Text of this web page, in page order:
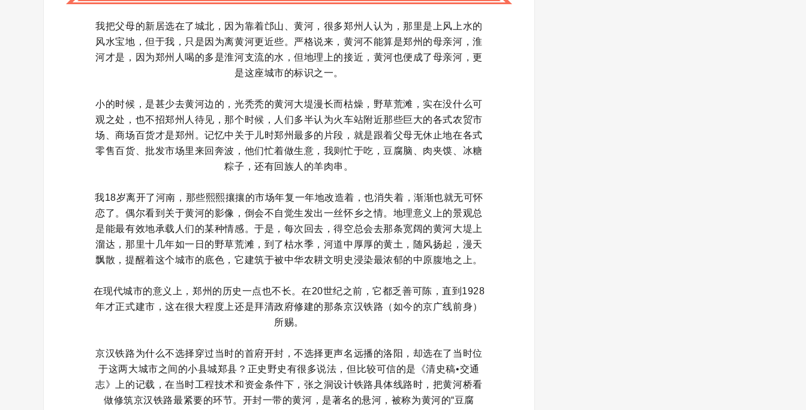
我把父母的新居选在了城北，因为靠着邙山、黄河，很多郑州人认为，那里是上风上水的
风水宝地，但于我，只是因为离黄河更近些。严格说来，黄河不能算是郑州的母亲河，淮
河才是，因为郑州人喝的多是淮河支流的水，但地理上的接近，黄河也便成了母亲河，更
是这座城市的标识之一。
小的时候，是甚少去黄河边的，光秃秃的黄河大堤漫长而枯燥，野草荒滩，实在没什么可
观之处，也不招郑州人待见，那个时候，人们多半认为火车站附近那些巨大的各式农贸市
场、商场百货才是郑州。记忆中关于儿时郑州最多的片段，就是跟着父母无休止地在各式
零售百货、批发市场里来回奔波，他们忙着做生意，我则忙于吃，豆腐脑、肉夹馍、冰糖
粽子，还有回族人的羊肉串。
我18岁离开了河南，那些熙熙攘攘的市场年复一年地改造着，也消失着，渐渐也就无可怀
恋了。偶尔看到关于黄河的影像，倒会不自觉生发出一丝怀乡之情。地理意义上的景观总
是能最有效地承载人们的某种情感。于是，每次回去，得空总会去那条宽阔的黄河大堤上
溜达，那里十几年如一日的野草荒滩，到了枯水季，河道中厚厚的黄土，随风扬起，漫天
飘散，提醒着这个城市的底色，它建筑于被中华农耕文明史浸染最浓郁的中原腹地之上。
在现代城市的意义上，郑州的历史一点也不长。在20世纪之前，它都乏善可陈，直到1928
年才正式建市，这在很大程度上还是拜清政府修建的那条京汉铁路（如今的京广线前身）
所赐。
京汉铁路为什么不选择穿过当时的首府开封，不选择更声名远播的洛阳，却选在了当时位
于这两大城市之间的小县城郑县？正史野史有很多说法，但比较可信的是《清史稿•交通
志》上的记载，在当时工程技术和资金条件下，张之洞设计铁路具体线路时，把黄河桥看
做修筑京汉铁路最紧要的环节。开封一带的黄河，是著名的悬河，被称为黄河的“豆腐